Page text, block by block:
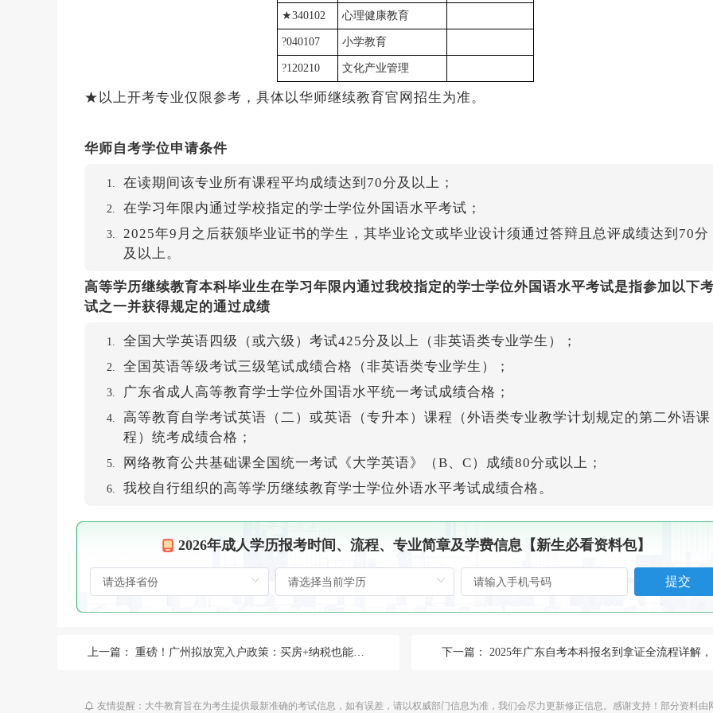
★340102 心理健康教育
?040107 小学教育
?120210 文化产业管理
★以上开考专业仅限参考，具体以华师继续教育官网招生为准。
华师自考学位申请条件
在读期间该专业所有课程平均成绩达到70分及以上；
在学习年限内通过学校指定的学士学位外国语水平考试；
2025年9月之后获颁毕业证书的学生，其毕业论文或毕业设计须通过答辩且总评成绩达到70分
及以上。
高等学历继续教育本科毕业生在学习年限内通过我校指定的学士学位外国语水平考试是指参加以下
试之一并获得规定的通过成绩
全国大学英语四级（或六级）考试425分及以上（非英语类专业学生）；
全国英语等级考试三级笔试成绩合格（非英语类专业学生）；
广东省成人高等教育学士学位外国语水平统一考试成绩合格；
高等教育自学考试英语（二）或英语（专升本）课程（外语类专业教学计划规定的第二外语课
程）统考成绩合格；
网络教育公共基础课全国统一考试《大学英语》（B、C）成绩80分或以上；
我校自行组织的高等学历继续教育学士学位外语水平考试成绩合格。
2026年成人学历报考时间、流程、专业简章及学费信息【新生必看资料包】
提交
上一篇： 重磅！广州拟放宽入户政策：买房+纳税也能落户~ 下一篇： 2025年广东自考本科报名到拿证全流程详解，附自考生快速拿证攻略~
友情提醒：大牛教育旨在为考生提供最新准确的考试信息，如有误差，请以权威部门信息为准，我们会尽力更新修正信息。感谢支持！部分资料由